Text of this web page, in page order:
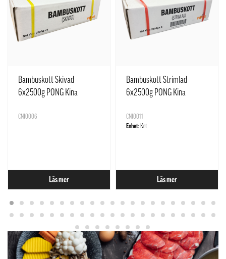
Bambuskott Skivad
6x2500g PONG Kina
CNI0006
Läs mer
Bambuskott Strimlad
6x2500g PONG Kina
CNI0011
Enhet: Krt
Läs mer